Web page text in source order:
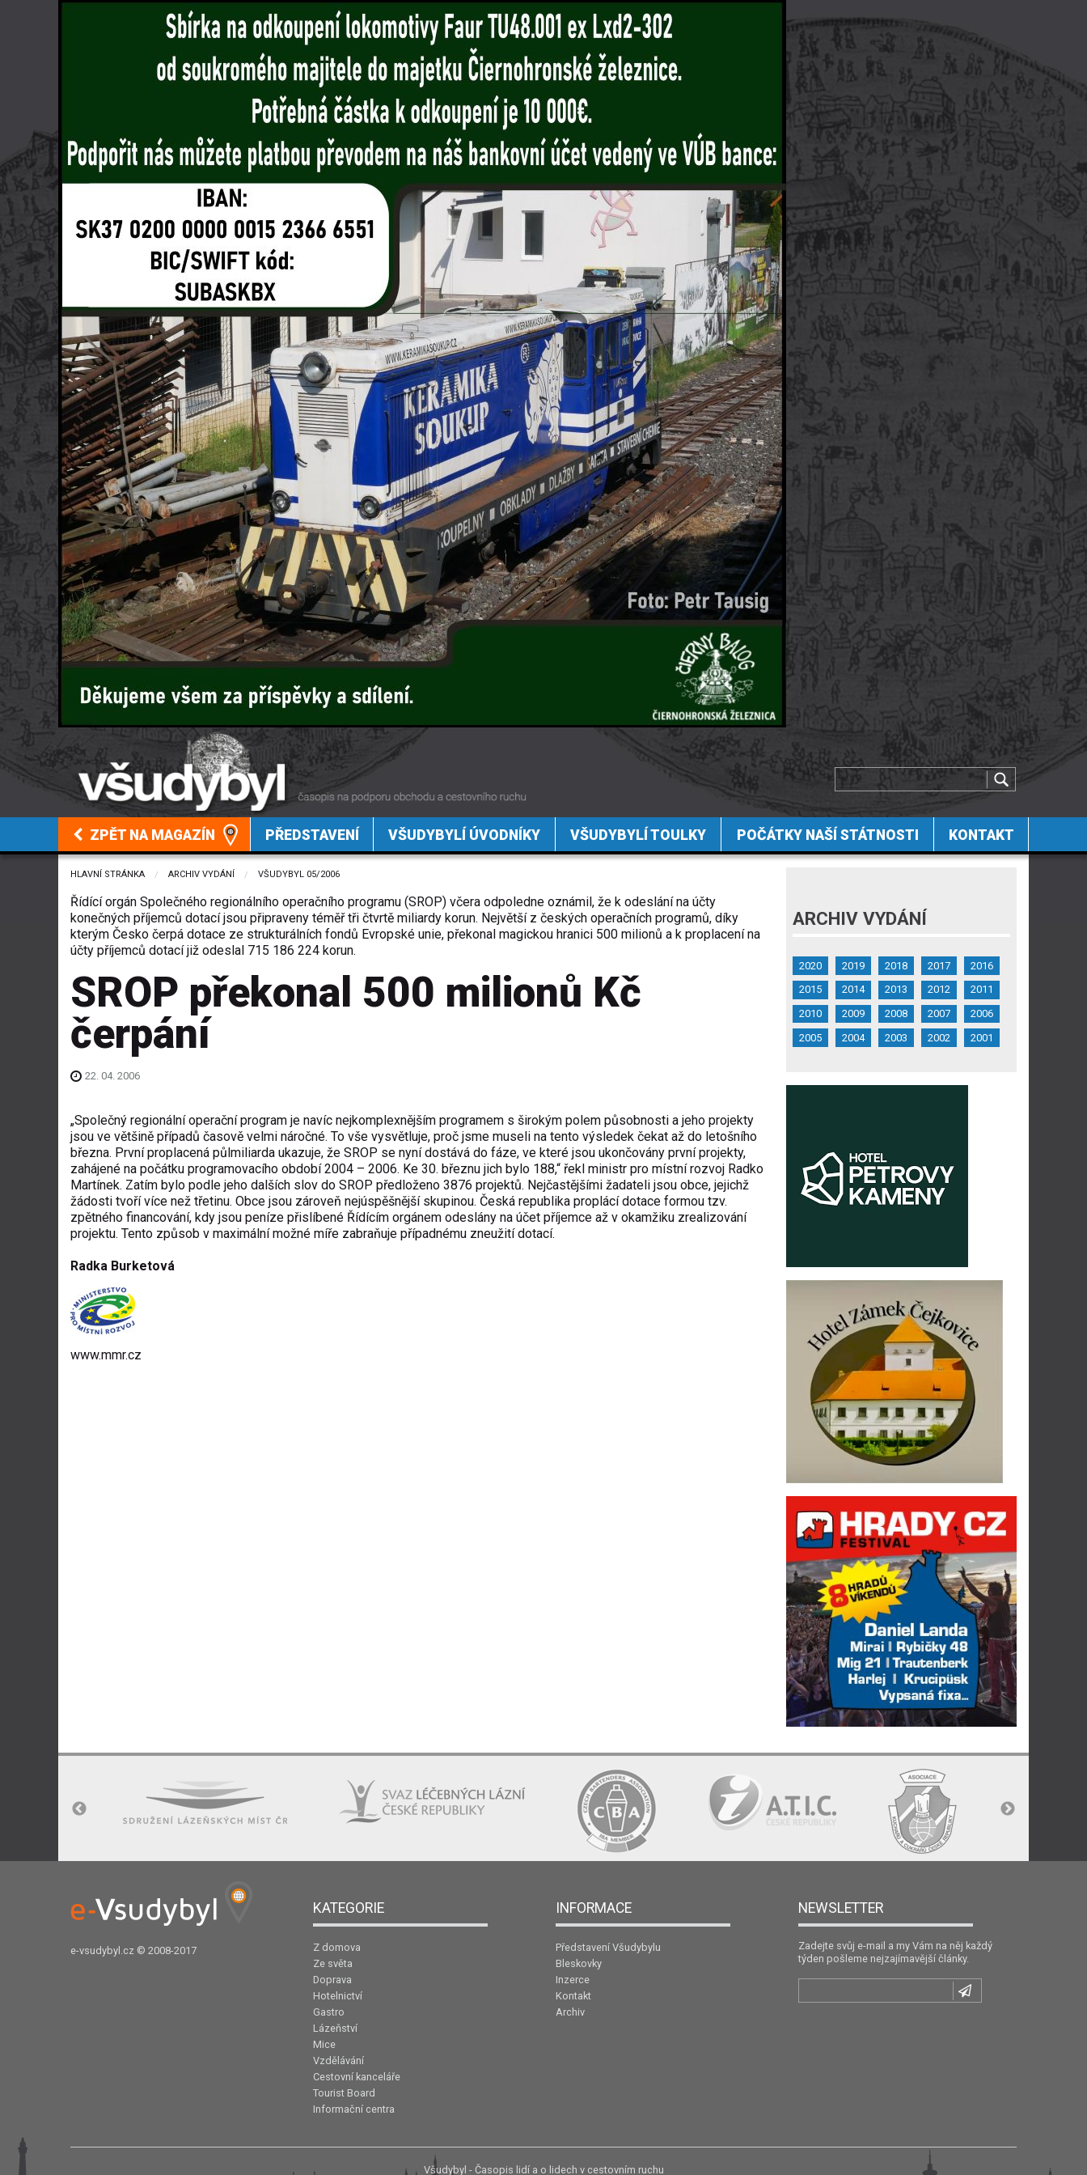
ZPĚT NA MAGAZÍN PŘEDSTAVENÍ VŠUDYBYLÍ ÚVODNÍKY VŠUDYBYLÍ TOULKY POČÁTKY NAŠÍ STÁTNOSTI KONTAKT
HLAVNÍ STRÁNKA ARCHIV VYDÁNÍ VŠUDYBYL 05/2006
Řídící orgán Společného regionálního operačního programu (SROP) včera odpoledne oznámil, že k odeslání na účty
konečných příjemců dotací jsou připraveny téměř tři čtvrtě miliardy korun. Největší z českých operačních programů, díky
kterým Česko čerpá dotace ze strukturálních fondů Evropské unie, překonal magickou hranici 500 milionů a k proplacení na
účty příjemců dotací již odeslal 715 186 224 korun.
SROP překonal 500 milionů Kč
čerpání
22. 04. 2006
„Společný regionální operační program je navíc nejkomplexnějším programem s širokým polem působnosti a jeho projekty
jsou ve většině případů časově velmi náročné. To vše vysvětluje, proč jsme museli na tento výsledek čekat až do letošního
března. První proplacená půlmiliarda ukazuje, že SROP se nyní dostává do fáze, ve které jsou ukončovány první projekty,
zahájené na počátku programovacího období 2004 – 2006. Ke 30. březnu jich bylo 188,“ řekl ministr pro místní rozvoj Radko
Martínek. Zatím bylo podle jeho dalších slov do SROP předloženo 3876 projektů. Nejčastějšími žadateli jsou obce, jejichž
žádosti tvoří více než třetinu. Obce jsou zároveň nejúspěšnější skupinou. Česká republika proplácí dotace formou tzv.
zpětného financování, kdy jsou peníze přislíbené Řídícím orgánem odeslány na účet příjemce až v okamžiku zrealizování
projektu. Tento způsob v maximální možné míře zabraňuje případnému zneužití dotací.
Radka Burketová
www.mmr.cz
ARCHIV VYDÁNÍ
2020 2019 2018 2017
2016
2015
2014 2013 2012
2011
2010
2009 2008 2007
2006
2005
2004 2003 2002 2001
e-vsudybyl.cz © 2008-2017
KATEGORIE
Z domova
Ze světa
Doprava
Hotelnictví
Gastro
Lázeňství
Mice
Vzdělávání
Cestovní kanceláře
Tourist Board
Informační centra
INFORMACE
Představení Všudybylu
Bleskovky
Inzerce
Kontakt
Archiv
NEWSLETTER
Zadejte svůj e-mail a my Vám na něj každý
týden pošleme nejzajímavější články.
Všudybyl - Časopis lidí a o lidech v cestovním ruchu